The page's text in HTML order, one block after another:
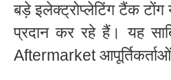
बड़े इलेक्ट्रोप्लेटिंग टैंक टोंग
प्रदान कर रहे हैं। यह
Aftermarket